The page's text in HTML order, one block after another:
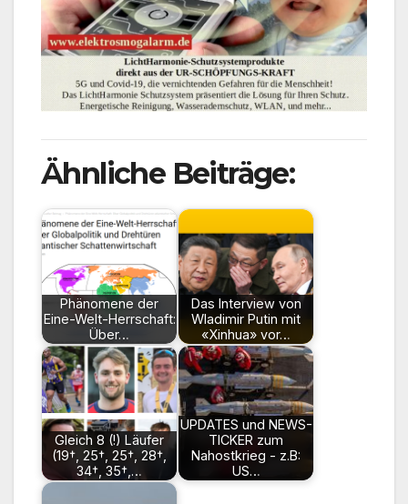
Ähnliche Beiträge:
Phänomene der
Eine-Welt-Herrschaft:
Über…
Das Interview von
Wladimir Putin mit
«Xinhua» vor…
Gleich 8 (!) Läufer
(19†, 25†, 25†, 28†,
34†, 35†,…
UPDATES und NEWS-
TICKER zum
Nahostkrieg - z.B:
US…